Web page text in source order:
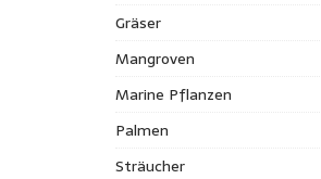
Gräser
Mangroven
Marine Pflanzen
Palmen
Sträucher